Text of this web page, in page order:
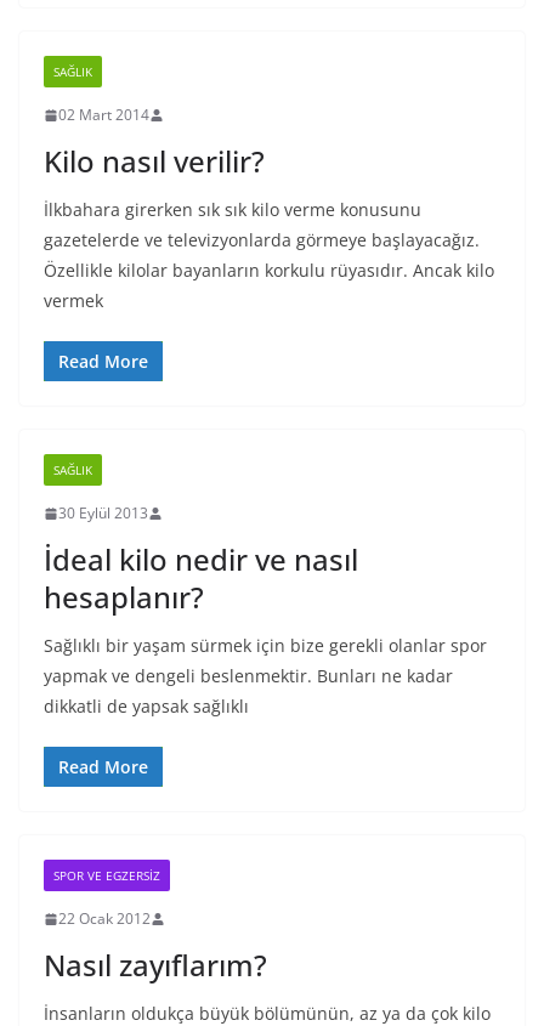
SAĞLIK
02 Mart 2014
Kilo nasıl verilir?
İlkbahara girerken sık sık kilo verme konusunu
gazetelerde ve televizyonlarda görmeye başlayacağız.
Özellikle kilolar bayanların korkulu rüyasıdır. Ancak kilo
vermek
Read More
SAĞLIK
30 Eylül 2013
İdeal kilo nedir ve nasıl
hesaplanır?
Sağlıklı bir yaşam sürmek için bize gerekli olanlar spor
yapmak ve dengeli beslenmektir. Bunları ne kadar
dikkatli de yapsak sağlıklı
Read More
SPOR VE EGZERSIZ
22 Ocak 2012
Nasıl zayıflarım?
İnsanların oldukça büyük bölümünün, az ya da çok kilo